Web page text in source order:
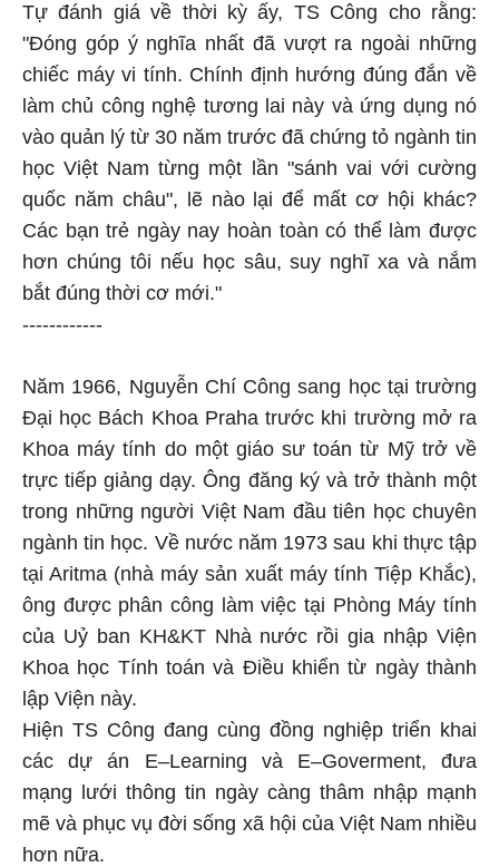
Tự đánh giá về thời kỳ ấy, TS Công cho rằng:
"Đóng góp ý nghĩa nhất đã vượt ra ngoài những
chiếc máy vi tính. Chính định hướng đúng đắn về
làm chủ công nghệ tương lai này và ứng dụng nó
vào quản lý từ 30 năm trước đã chứng tỏ ngành tin
học Việt Nam từng một lần "sánh vai với cường
quốc năm châu", lẽ nào lại để mất cơ hội khác?
Các bạn trẻ ngày nay hoàn toàn có thể làm được
hơn chúng tôi nếu học sâu, suy nghĩ xa và nắm
bắt đúng thời cơ mới."
------------
Năm 1966, Nguyễn Chí Công sang học tại trường
Đại học Bách Khoa Praha trước khi trường mở ra
Khoa máy tính do một giáo sư toán từ Mỹ trở về
trực tiếp giảng dạy. Ông đăng ký và trở thành một
trong những người Việt Nam đầu tiên học chuyên
ngành tin học. Về nước năm 1973 sau khi thực tập
tại Aritma (nhà máy sản xuất máy tính Tiệp Khắc),
ông được phân công làm việc tại Phòng Máy tính
của Uỷ ban KH&KT Nhà nước rồi gia nhập Viện
Khoa học Tính toán và Điều khiển từ ngày thành
lập Viện này.
Hiện TS Công đang cùng đồng nghiệp triển khai
các dự án E–Learning và E–Goverment, đưa
mạng lưới thông tin ngày càng thâm nhập mạnh
mẽ và phục vụ đời sống xã hội của Việt Nam nhiều
hơn nữa.